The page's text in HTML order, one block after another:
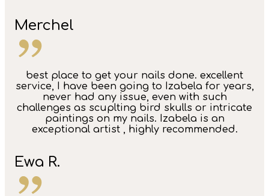
Merchel
best place to get your nails done. excellent
service, I have been going to Izabela for years,
never had any issue, even with such
challenges as scuplting bird skulls or intricate
paintings on my nails. Izabela is an
exceptional artist , highly recommended.
Ewa R.